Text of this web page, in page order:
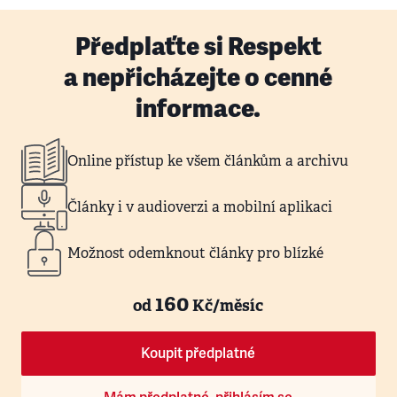
Předplaťte si Respekt
a nepřicházejte o cenné
informace.
Online přístup ke všem článkům a archivu
Články i v audioverzi a mobilní aplikaci
Možnost odemknout články pro blízké
od160Kč/měsíc
Koupit předplatné